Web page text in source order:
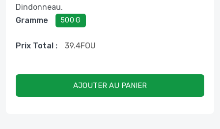
Dindonneau.
Gramme
500 G
Prix ​​total : 39.4FOU
AJOUTER AU PANIER